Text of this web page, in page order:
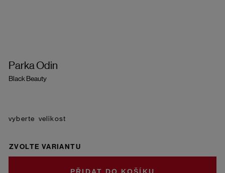
Parka Odin
Black Beauty
velikost
ZVOLTE VARIANTU
DO KOŠÍKU